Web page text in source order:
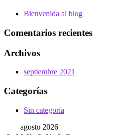
Bienvenida al blog
Comentarios recientes
Archivos
septiembre 2021
Categorías
Sin categoría
agosto 2026